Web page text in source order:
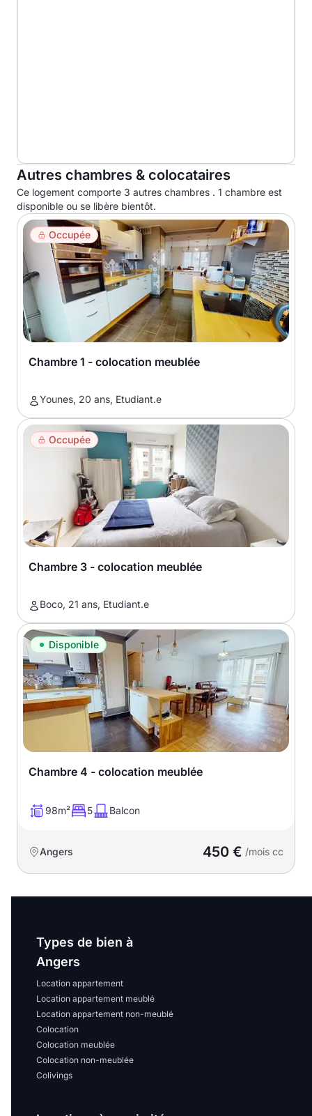
Autres chambres & colocataires
Ce logement comporte 3 autres chambres . 1 chambre est
disponible ou se libère bientôt.
Occupée
Chambre 1 - colocation meublée
Younes, 20 ans, Etudiant.e
Occupée
Chambre 3 - colocation meublée
Boco, 21 ans, Etudiant.e
Disponible
Chambre 4 - colocation meublée
98m² 5 Balcon
Angers 450 € /mois cc
Types de bien à
Angers
Location appartement
Location appartement meublé
Location appartement non-meublé
Colocation
Colocation meublée
Colocation non-meublée
Colivings